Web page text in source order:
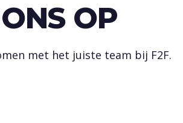
OP
met het juiste team bij F2F.